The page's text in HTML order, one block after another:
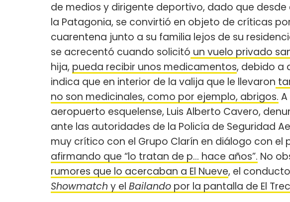
de medios y dirigente deportivo, dado que
la Patagonia, se convirtió en objeto de críticas
cuarentena junto a su familia lejos de su
se acrecentó cuando solicitó un vuelo privado
hija, pueda recibir unos medicamentos, debido a
indica que en interior de la valija que le llevaron
no son medicinales, como por ejemplo, abrigos.
aeropuerto esquelense, Luis Alberto Cavero,
ante las autoridades de la Policía de Seguridad
muy crítico con el Grupo Clarín en diálogo con el
afirmando que “lo tratan de p... hace años”. No
rumores que lo acercaban a El Nueve, el
Showmatch y el Bailando por la pantalla de El